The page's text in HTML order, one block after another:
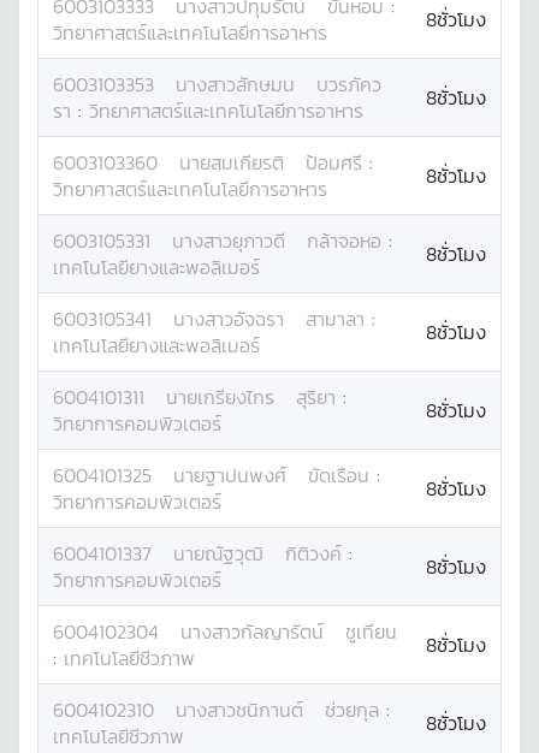
6003103333 นางสาวปทุมรัตน์ ขันหอม :
วิทยาศาสตร์และเทคโนโลยีการอาหาร
8ชั่วโมง
6003103353 นางสาวลักษมน
บวรภัคว
รา : วิทยาศาสตร์และเทคโนโลยีการอาหาร 8ชั่วโมง
6003103360 นายสมเกียรติ ป้อมศรี :
วิทยาศาสตร์และเทคโนโลยีการอาหาร
8ชั่วโมง
6003105331 นางสาวยุภาวดี กล้าจอหอ :
เทคโนโลยียางและพอลิเมอร์
8ชั่วโมง
6003105341 นางสาวอัจฉรา สามาลา :
เทคโนโลยียางและพอลิเมอร์
8ชั่วโมง
6004101311 นายเกรียงไกร สุริยา :
วิทยาการคอมพิวเตอร์
8ชั่วโมง
6004101325 นายฐาปนพงศ์ ขัดเรือน :
วิทยาการคอมพิวเตอร์
8ชั่วโมง
6004101337 นายณัฐวุฒิ กิติวงค์ :
วิทยาการคอมพิวเตอร์
8ชั่วโมง
6004102304 นางสาวกัลญารัตน์
ชูเทียน
: เทคโนโลยีชีวภาพ 8ชั่วโมง
6004102310 นางสาวชนิกานต์ ช่วยกุล :
เทคโนโลยีชีวภาพ
8ชั่วโมง